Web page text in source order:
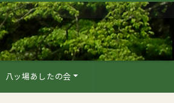
八ッ場あしたの会